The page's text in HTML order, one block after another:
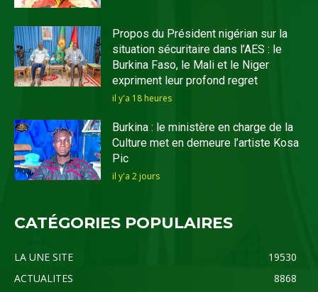
Propos du Président nigérian sur la
situation sécuritaire dans l’AES : le
Burkina Faso, le Mali et le Niger
expriment leur profond regret
il y'a 18 heures
Burkina : le ministère en charge de la
Culture met en demeure l’artiste Kosa
Pic
il y'a 2 jours
CATÉGORIES POPULAIRES
LA UNE SITE
19530
ACTUALITES
8868